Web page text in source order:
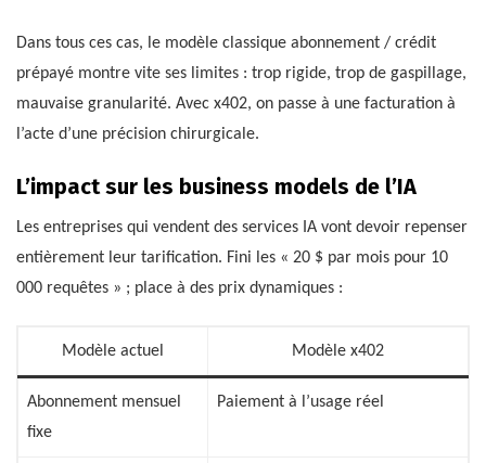
Dans tous ces cas, le modèle classique abonnement / crédit
prépayé montre vite ses limites : trop rigide, trop de gaspillage,
mauvaise granularité. Avec x402, on passe à une facturation à
l’acte d’une précision chirurgicale.
L’impact sur les business models de l’IA
Les entreprises qui vendent des services IA vont devoir repenser
entièrement leur tarification. Fini les « 20 $ par mois pour 10
000 requêtes » ; place à des prix dynamiques :
Modèle actuel Modèle x402
Abonnement mensuel
fixe
Paiement à l’usage réel